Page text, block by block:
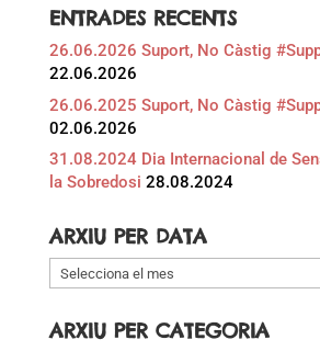
ENTRADES RECENTS
26.06.2026 Suport, No Càstig
22.06.2026
26.06.2025 Suport, No Càstig
02.06.2026
31.08.2024 Dia Internacional de
la Sobredosi 28.08.2024
ARXIU PER DATA
Arxiu
per
ARXIU PER CATEGORIA